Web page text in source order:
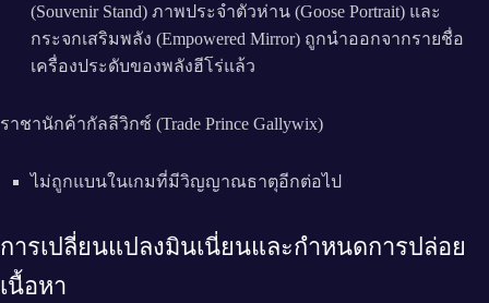
(Souvenir Stand) ภาพประจำตัวห่าน (Goose Portrait) และ
กระจกเสริมพลัง (Empowered Mirror) ถูกนำออกจากรายชื่อ
เครื่องประดับของพลังฮีโร่แล้ว
ราชานักค้ากัลลีวิกซ์ (Trade Prince Gallywix)
ไม่ถูกแบนในเกมที่มีวิญญาณธาตุอีกต่อไป
การเปลี่ยนแปลงมินเนี่ยนและกำหนดการปล่อย
เนื้อหา